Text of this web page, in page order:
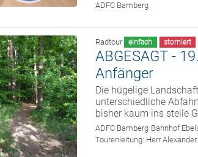
ADFC Bamberg
Radtour einfach storniert
ABGESAGT -
Anfänger
Die hügelige
unterschiedliche
bisher kaum ins steile
ADFC Bamberg Bahnhof
Tourenleitung: Herr